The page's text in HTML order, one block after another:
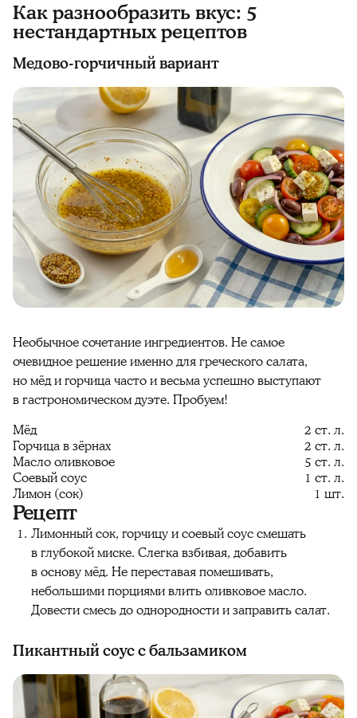
Как разнообразить вкус: 5
нестандартных рецептов
Медово-горчичный вариант
Необычное сочетание ингредиентов. Не самое
очевидное решение именно для греческого салата,
но мёд и горчица часто и весьма успешно выступают
в гастрономическом дуэте. Пробуем!
Мёд
2 ст. л.
Горчица в зёрнах
2 ст. л.
Масло оливковое
5 ст. л.
Соевый соус
1 ст. л.
Лимон (сок)
1 шт.
Рецепт
Лимонный сок, горчицу и соевый соус смешать
в глубокой миске. Слегка взбивая, добавить
в основу мёд. Не переставая помешивать,
небольшими порциями влить оливковое масло.
Довести смесь до однородности и заправить салат.
Пикантный соус с бальзамиком